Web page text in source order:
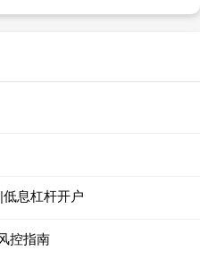
息杠杆开户
控指南